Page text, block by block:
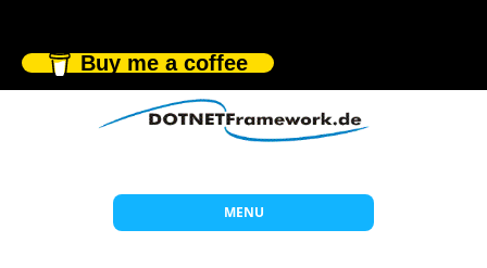
Buy me a coffee
MENU